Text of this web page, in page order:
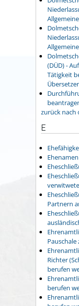
(DÜD) -
Tätigkeit
zurück nach
E
Partnern
Richter
berufen
berufen